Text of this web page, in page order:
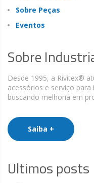
Sobre Peças
Eventos
Sobre
Desde 1995, a Rivitex®
acessórios e serviço
buscando melhoria em
Saiba +
Ultimos posts